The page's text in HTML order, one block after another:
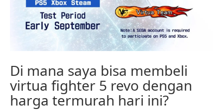
Di mana saya bisa membeli
virtua fighter 5 revo dengan
harga termurah hari ini?